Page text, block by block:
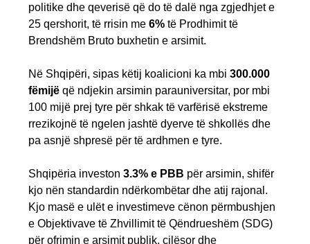
politike dhe qeverisë që do të dalë nga zgjedhjet e
25 qershorit, të rrisin me 6% të Prodhimit të
Brendshëm Bruto buxhetin e arsimit.
Në Shqipëri, sipas këtij koalicioni ka mbi 300.000
fëmijë që ndjekin arsimin parauniversitar, por mbi
100 mijë prej tyre për shkak të varfërisë ekstreme
rrezikojnë të ngelen jashtë dyerve të shkollës dhe
pa asnjë shpresë për të ardhmen e tyre.
Shqipëria investon 3.3% e PBB për arsimin, shifër
kjo nën standardin ndërkombëtar dhe atij rajonal.
Kjo masë e ulët e investimeve cënon përmbushjen
e Objektivave të Zhvillimit të Qëndrueshëm (SDG)
për ofrimin e arsimit publik, cilësor dhe